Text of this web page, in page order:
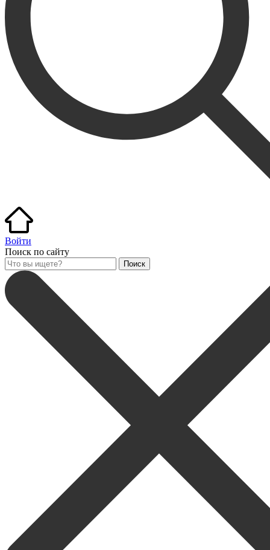
Войти
Поиск по сайту